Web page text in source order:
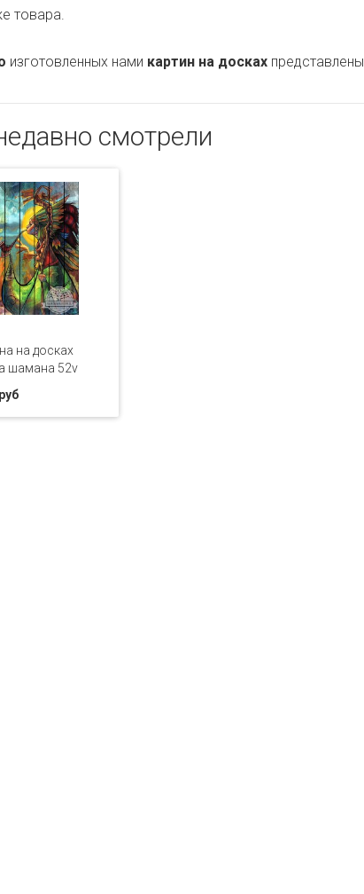
товара.
изготовленных нами картин на доскахпредставлены
смотрели
на досках
шамана 52v